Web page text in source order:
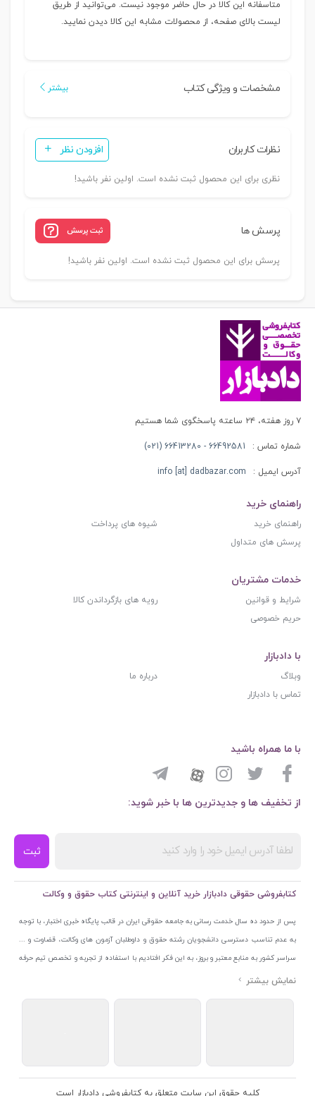
متاسفانه این کالا در حال حاضر موجود نیست. می‌توانید از طریق
لیست بالای صفحه، از محصولات مشابه این کالا دیدن نمایید.
مشخصات و ویژگی کتاب بیشتر
نظرات کاربران افزودن نظر
نظری برای این محصول ثبت نشده است. اولین نفر باشید!
پرسش ها ثبت پرسش
پرسش برای این محصول ثبت نشده است. اولین نفر باشید!
۷ روز هفته، ۲۴ ساعته پاسخگوی شما هستیم
شماره تماس : 66492581 - 66413280 (021)
آدرس ایمیل : info [at] dadbazar.com
راهنمای خرید
راهنمای خرید
شیوه های پرداخت
پرسش های متداول
خدمات مشتریان
شرایط و قوانین
رویه های بازگرداندن کالا
حریم خصوصی
با دادبازار
وبلاگ
درباره ما
تماس با دادبازار
از تخفیف ها و جدیدترین ها با خبر شوید:
ثبت
با ما همراه باشید
کتابفروشی حقوقی دادبازار خرید آنلاین و اینترنتی کتاب حقوق و وکالت
پس از حدود ده سال خدمت رسانی به جامعه حقوقی ایران در قالب پایگاه خبری اختبار، با توجه
به عدم تناسب دسترسی دانشجویان رشته حقوق و داوطلبان آزمون های وکالت، قضاوت و ...
سراسر کشور به منابع معتبر و بروز، به این فکر افتادیم با استفاده از تجربه و تخصص تیم حرفه
ای اختبار خدمتی جدید به جامعه حقوقی ایران ارائه کنیم. به این منظور با راه اندازی و تجهیز
اتحادیه ناشران و کتابفروشان تهران به منظور ارائه مطمئن ترین خدمات مجموعه بسیار کامل و
معتبری از کتاب های حقوقی را به علاقمندان عرضه کرده ایم. علاوه بر این با بهره گیری از فناوری
کلیه حقوق این سایت متعلق به کتابفروشی دادبازار است